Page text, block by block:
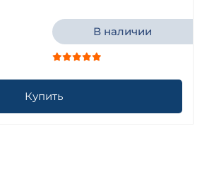
В наличии
Купить